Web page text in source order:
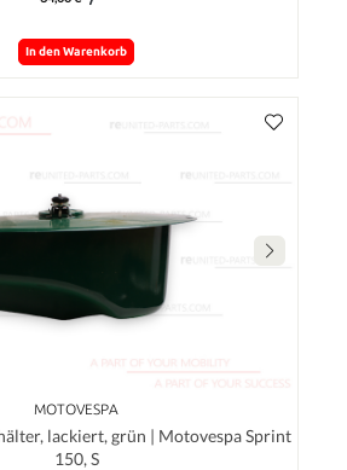
In den Warenkorb
MOTOVESPA
lackiert, grün | Motovespa Sprint
150, S